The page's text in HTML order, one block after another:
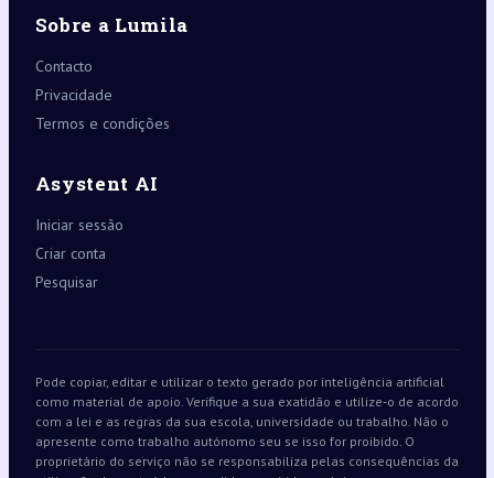
Sobre a Lumila
Contacto
Privacidade
Termos e condições
Asystent AI
Iniciar sessão
Criar conta
Pesquisar
Pode copiar, editar e utilizar o texto gerado por inteligência artificial
como material de apoio. Verifique a sua exatidão e utilize-o de acordo
com a lei e as regras da sua escola, universidade ou trabalho. Não o
apresente como trabalho autónomo seu se isso for proibido. O
proprietário do serviço não se responsabiliza pelas consequências da